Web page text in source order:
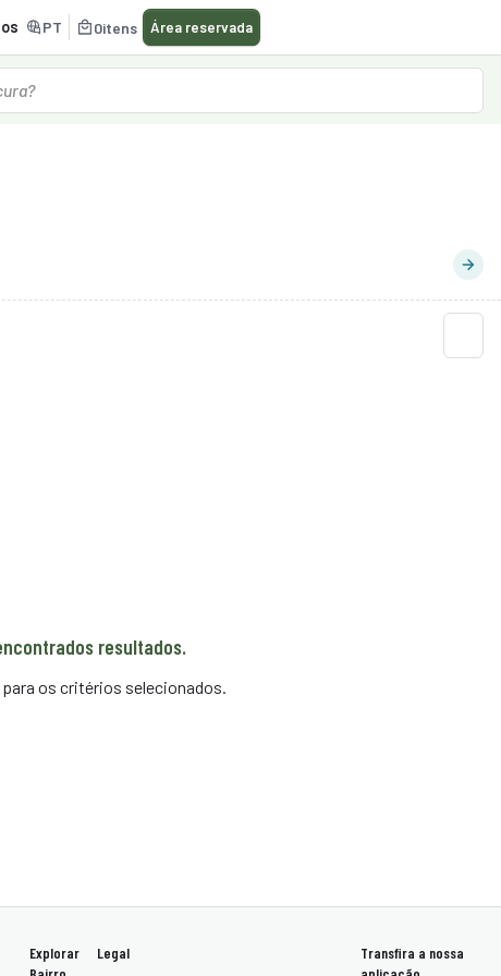
PT 0itens Área reservada
resultados.
os critérios selecionados.
Explorar
Legal
Transfira a nossa